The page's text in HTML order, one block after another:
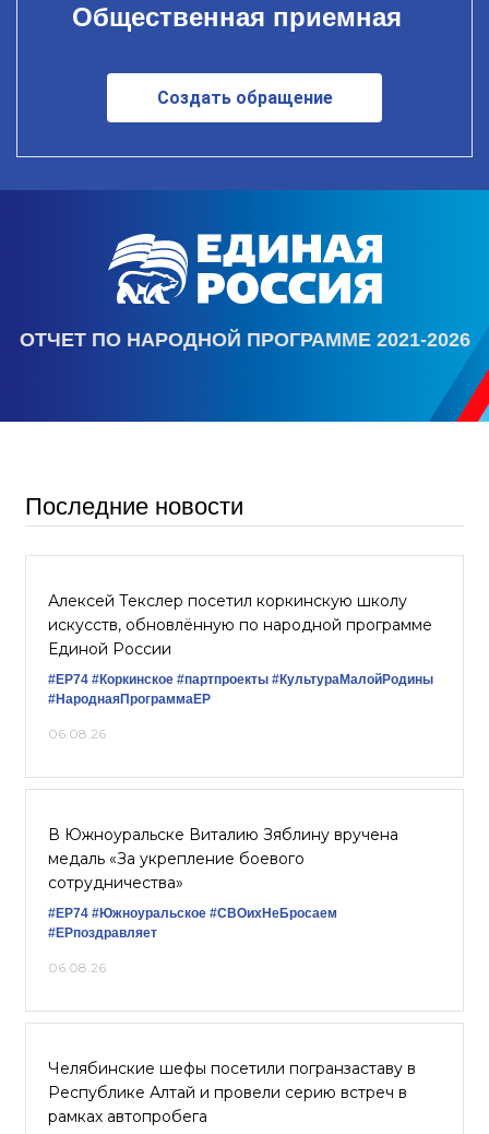
Общественная приемная
Создать обращение
ОТЧЕТ ПО НАРОДНОЙ ПРОГРАММЕ 2021-2026
Последние новости
Алексей Текслер посетил коркинскую школу
искусств, обновлённую по народной программе
Единой России
#ЕР74 #Коркинское #партпроекты #КультураМалойРодины
#НароднаяПрограммаЕР
06.08.26
В Южноуральске Виталию Зяблину вручена
медаль «За укрепление боевого
сотрудничества»
#ЕР74 #Южноуральское #СВОихНеБросаем
#ЕРпоздравляет
06.08.26
Челябинские шефы посетили погранзаставу в
Республике Алтай и провели серию встреч в
рамках автопробега